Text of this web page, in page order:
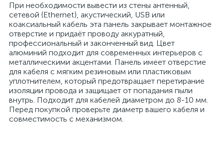
При необходимости вывести из стены антенный,
сетевой (Ethernet), акустический, USB или
коаксиальный кабель эта панель закрывает монтажное
отверстие и придаёт проводу аккуратный,
профессиональный и законченный вид. Цвет
алюминий подходит для современных интерьеров с
металлическими акцентами. Панель имеет отверстие
для кабеля с мягким резиновым или пластиковым
уплотнителем, который предотвращает перетирание
изоляции провода и защищает от попадания пыли
внутрь. Подходит для кабелей диаметром до 8-10 мм.
Перед покупкой проверьте диаметр вашего кабеля и
совместимость с механизмом.